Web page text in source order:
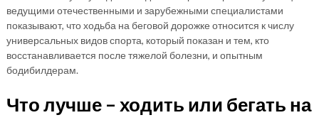
ведущими отечественными и зарубежными специалистами
показывают, что ходьба на беговой дорожке относится к числу
универсальных видов спорта, который показан и тем, кто
восстанавливается после тяжелой болезни, и опытным
бодибилдерам.
Что лучше – ходить или бегать на